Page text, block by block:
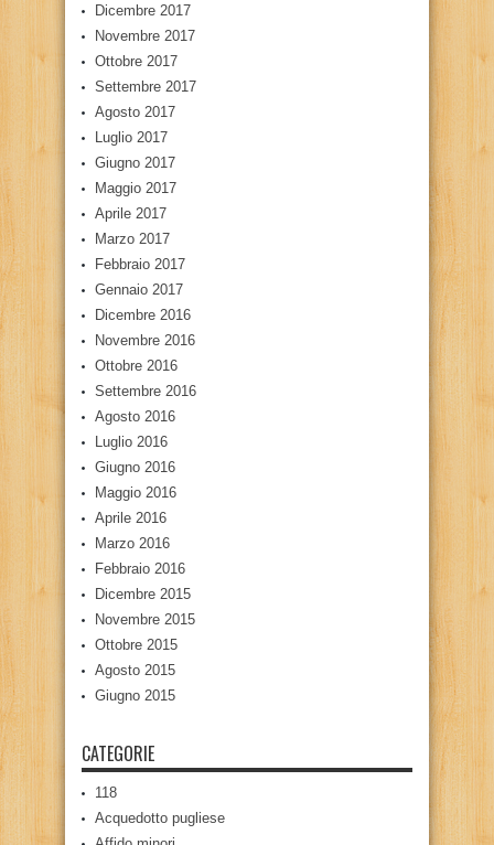
Dicembre 2017
Novembre 2017
Ottobre 2017
Settembre 2017
Agosto 2017
Luglio 2017
Giugno 2017
Maggio 2017
Aprile 2017
Marzo 2017
Febbraio 2017
Gennaio 2017
Dicembre 2016
Novembre 2016
Ottobre 2016
Settembre 2016
Agosto 2016
Luglio 2016
Giugno 2016
Maggio 2016
Aprile 2016
Marzo 2016
Febbraio 2016
Dicembre 2015
Novembre 2015
Ottobre 2015
Agosto 2015
Giugno 2015
CATEGORIE
118
Acquedotto pugliese